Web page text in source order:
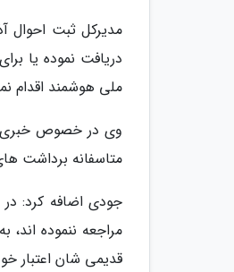
دریافت نموده یا
ملی هوشمند اقدام
وی در خصوص خبری
متاسفانه برداشت
جودی اضافه کرد: در
مراجعه ننموده
قدیمی شان اعتبار